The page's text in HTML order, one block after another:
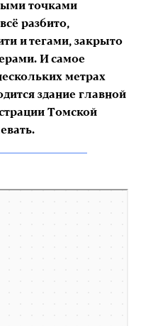
точками
разбито,
и тегами, закрыто
И самое
метрах
здание главной
Томской